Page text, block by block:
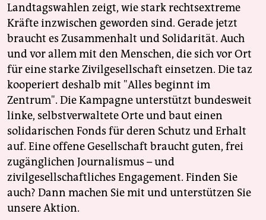
Landtagswahlen zeigt, wie stark rechtsextreme
Kräfte inzwischen geworden sind. Gerade jetzt
braucht es Zusammenhalt und Solidarität. Auch
und vor allem mit den Menschen, die sich vor Ort
für eine starke Zivilgesellschaft einsetzen. Die taz
kooperiert deshalb mit "Alles beginnt im
Zentrum". Die Kampagne unterstützt bundesweit
linke, selbstverwaltete Orte und baut einen
solidarischen Fonds für deren Schutz und Erhalt
auf. Eine offene Gesellschaft braucht guten, frei
zugänglichen Journalismus – und
zivilgesellschaftliches Engagement. Finden Sie
auch? Dann machen Sie mit und unterstützen Sie
unsere Aktion.